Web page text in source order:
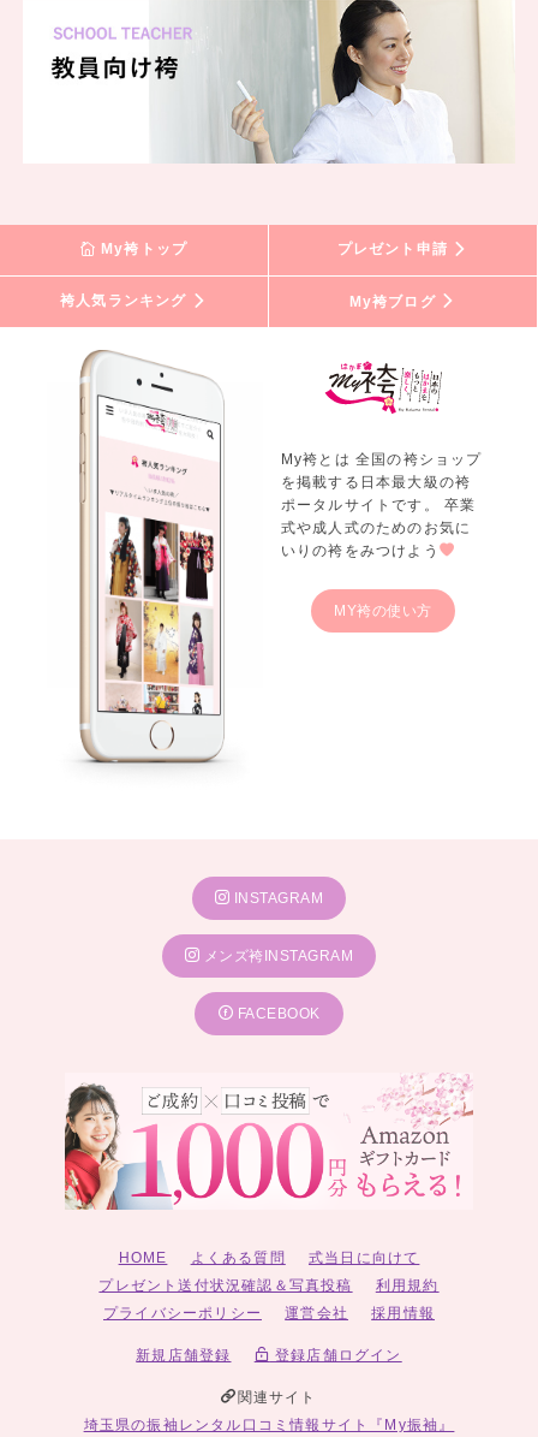
My袴トップ プレゼント申請
袴人気ランキング My袴ブログ
My袴とは 全国の袴ショップ
を掲載する日本最大級の袴
ポータルサイトです。 卒業
式や成人式のためのお気に
いりの袴をみつけよう
MY袴の使い方
INSTAGRAM
メンズ袴INSTAGRAM
FACEBOOK
HOME よくある質問
式当日に向けて
プレゼント送付状況確認＆写真投稿
利用規約
プライバシーポリシー
運営会社 採用情報
新規店舗登録 登録店舗ログイン
関連サイト
埼玉県の振袖レンタル口コミ情報サイト『My振袖』